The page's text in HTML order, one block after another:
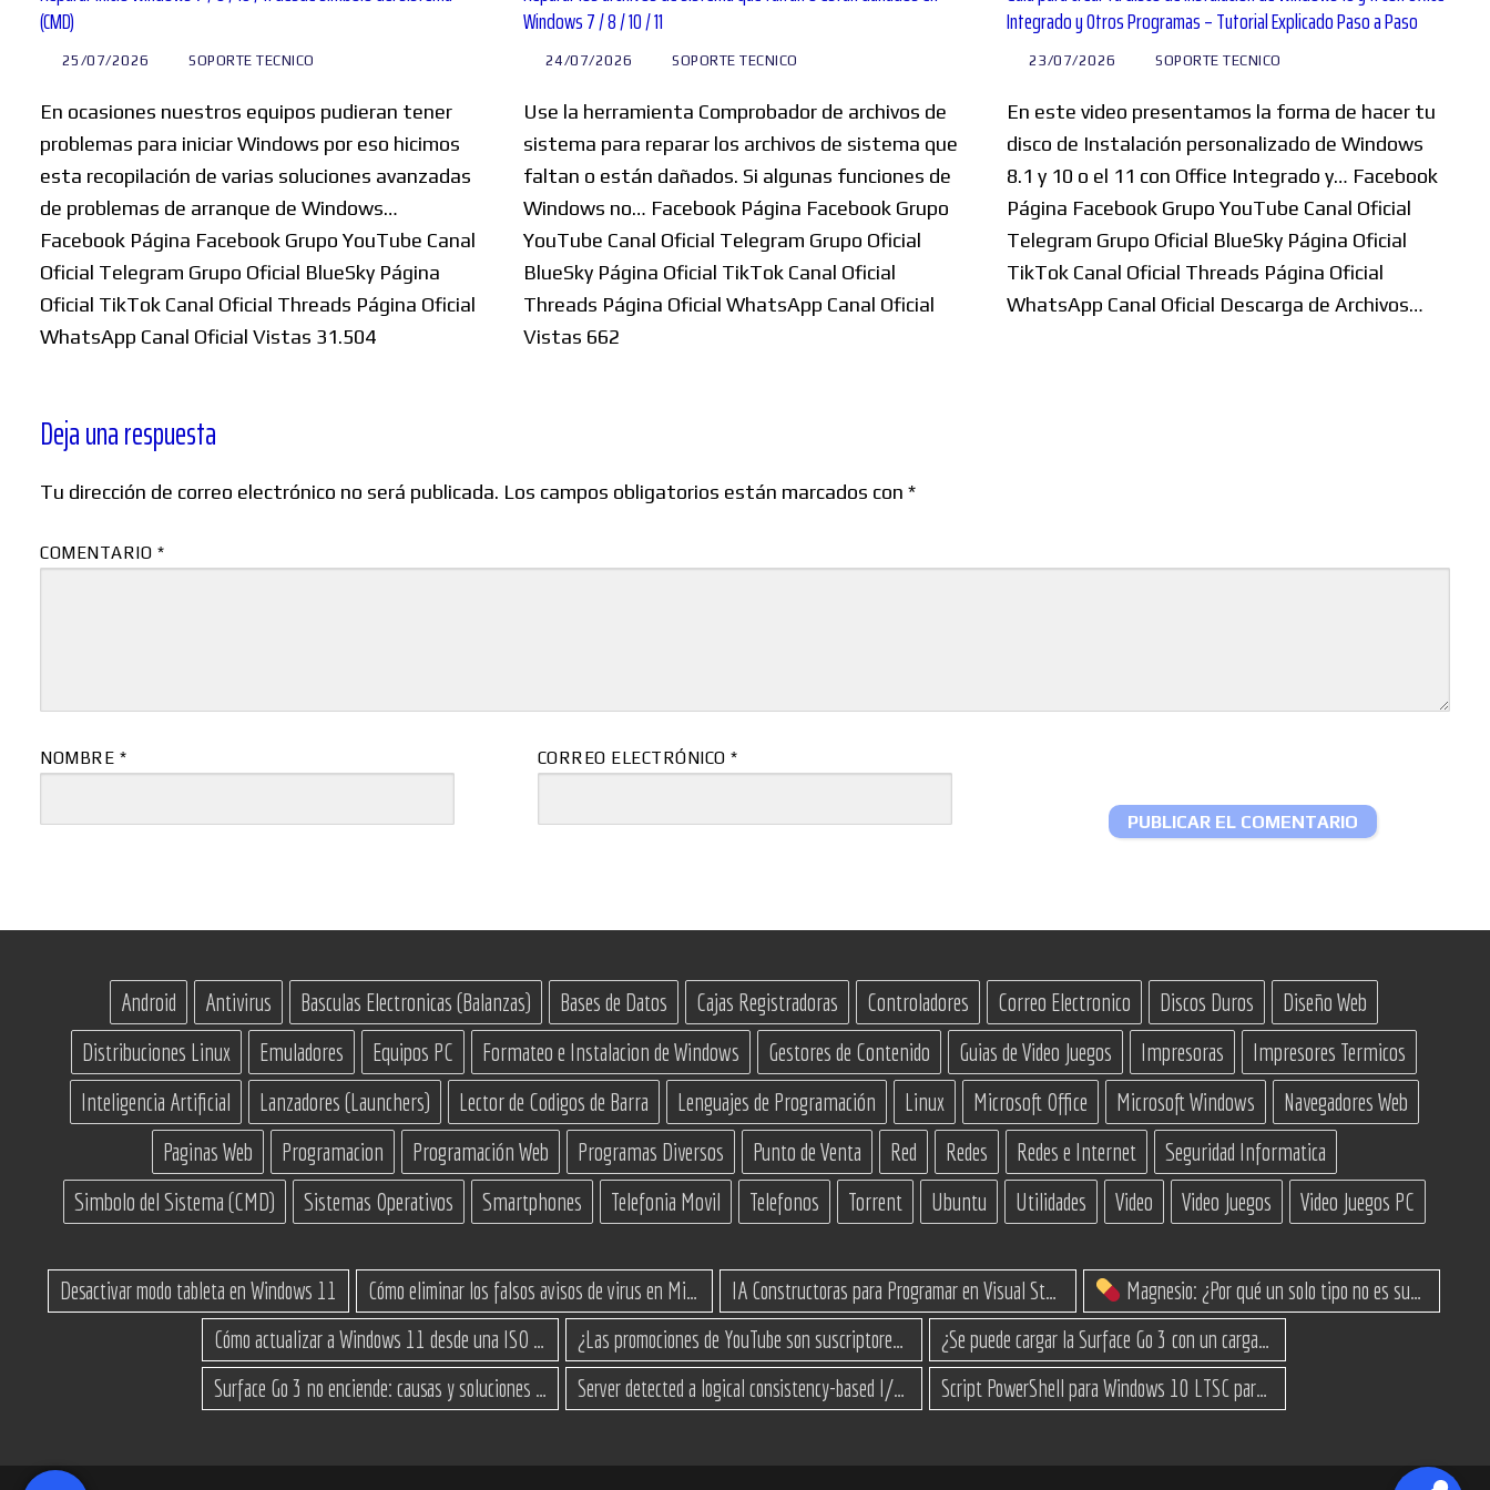
(CMD)
25/07/2026 SOPORTE TECNICO
En ocasiones nuestros equipos pudieran tener
problemas para iniciar Windows por eso hicimos
esta recopilación de varias soluciones avanzadas
de problemas de arranque de Windows…
Facebook Página Facebook Grupo YouTube Canal
Oficial Telegram Grupo Oficial BlueSky Página
Oficial TikTok Canal Oficial Threads Página Oficial
WhatsApp Canal Oficial Vistas 31.504
Windows 7 / 8 / 10 / 11
24/07/2026 SOPORTE TECNICO
Use la herramienta Comprobador de archivos de
sistema para reparar los archivos de sistema que
faltan o están dañados. Si algunas funciones de
Windows no… Facebook Página Facebook Grupo
YouTube Canal Oficial Telegram Grupo Oficial
BlueSky Página Oficial TikTok Canal Oficial
Threads Página Oficial WhatsApp Canal Oficial
Vistas 662
Integrado y Otros Programas – Tutorial Explicado Paso a Paso
23/07/2026 SOPORTE TECNICO
En este video presentamos la forma de hacer tu
disco de Instalación personalizado de Windows
8.1 y 10 o el 11 con Office Integrado y… Facebook
Página Facebook Grupo YouTube Canal Oficial
Telegram Grupo Oficial BlueSky Página Oficial
TikTok Canal Oficial Threads Página Oficial
WhatsApp Canal Oficial Descarga de Archivos…
Deja una respuesta
Tu dirección de correo electrónico no será publicada. Los campos obligatorios están marcados con *
COMENTARIO *
NOMBRE * CORREO ELECTRÓNICO*
Android Antivirus Basculas Electronicas (Balanzas) Bases de Datos Cajas Registradoras Controladores Correo Electronico Discos Duros
Diseño Web
Distribuciones Linux
Emuladores Equipos PC Formateo e Instalacion de Windows Gestores de Contenido Guias de Video Juegos Impresoras
Impresores Termicos
Inteligencia Artificial
Lanzadores (Launchers) Lector de Codigos de Barra Lenguajes de Programación Linux Microsoft Office Microsoft Windows
Navegadores Web
Paginas Web
Programacion Programación Web Programas Diversos Punto de Venta Red Redes Redes e Internet
Seguridad Informatica
Simbolo del Sistema (CMD)
Sistemas Operativos Smartphones Telefonia Movil Telefonos Torrent Ubuntu Utilidades Video Video Juegos Video Juegos PC
Desactivar modo tableta en Windows 11 Cómo eliminar los falsos avisos de virus en Microsoft Edge IA Constructoras para Programar en Visual Studio con C#
Magnesio: ¿Por qué un solo tipo no es suficiente? (Guía de variantes)
Cómo actualizar a Windows 11 desde una ISO en equipos no compatibles
¿Las promociones de YouTube son suscriptores reales o bots? Esta es la Verdad
¿Se puede cargar la Surface Go 3 con un cargador USB-C de teléfono?
Surface Go 3 no enciende: causas y soluciones paso a paso para que arranque
Server detected a logical consistency-based I/O error: incorrect pageid Script PowerShell para Windows 10 LTSC para recuperar espacio